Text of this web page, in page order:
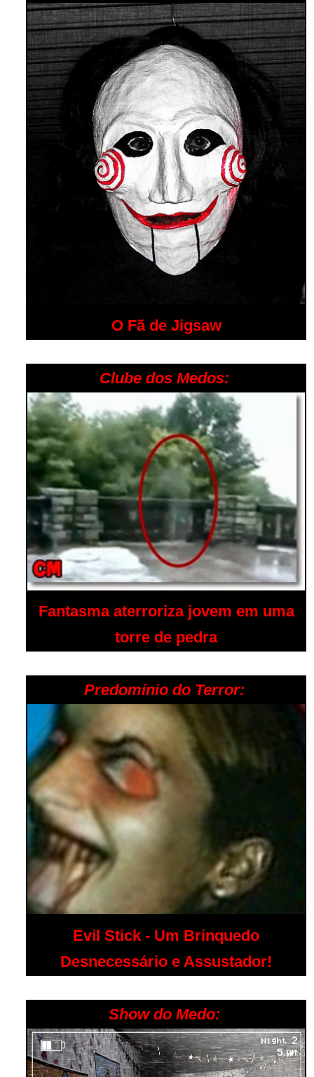
O Fã de Jigsaw
Clube dos Medos:
Fantasma aterroriza jovem em uma
torre de pedra
Predomínio do Terror:
Evil Stick - Um Brinquedo
Desnecessário e Assustador!
Show do Medo: